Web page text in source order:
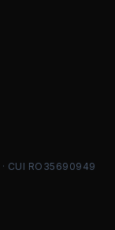
· CUI RO35690949